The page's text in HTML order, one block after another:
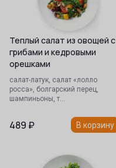
Теплый салат из овощей с
грибами и кедровыми
орешками
салат-латук, салат «лолло
росса», болгарский перец,
шампиньоны, т…
489 ₽ В корзину